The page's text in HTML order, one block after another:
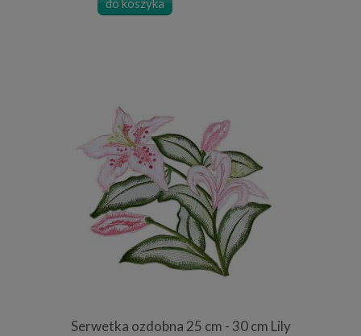
do koszyka
Serwetka ozdobna 25 cm - 30 cm Lily